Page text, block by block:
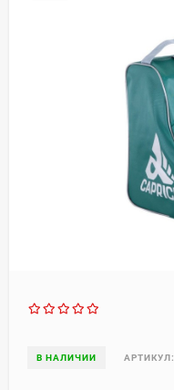
В НАЛИЧИИ АРТИКУЛ: